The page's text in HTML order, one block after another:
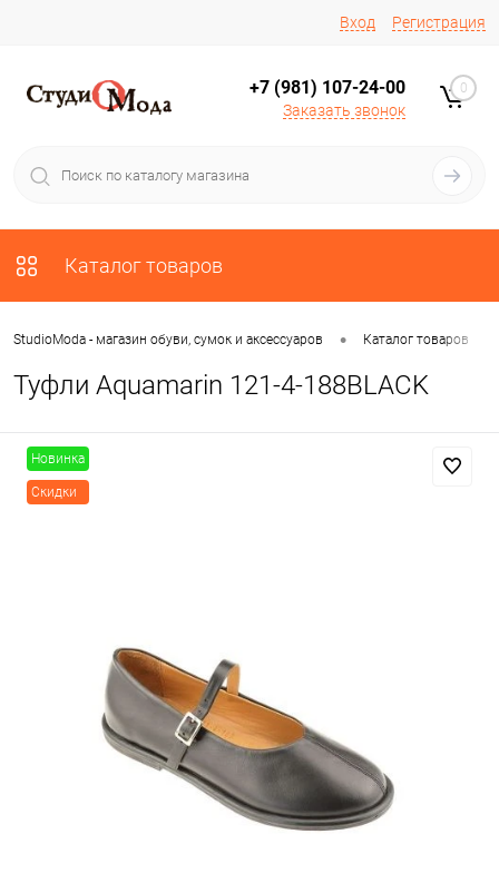
Вход Регистрация
+7 (981) 107-24-00
Заказать звонок
0
Каталог товаров
StudioModa - магазин обуви, сумок и аксессуаров • Каталог товаров
Туфли Aquamarin 121-4-188BLACK
Новинка
Скидки